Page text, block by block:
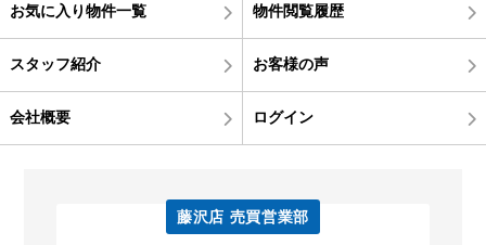
お気に入り物件一覧 物件閲覧履歴
スタッフ紹介 お客様の声
会社概要 ログイン
藤沢店 売買営業部